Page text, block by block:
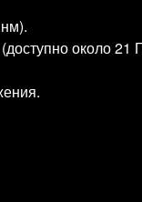
около 21